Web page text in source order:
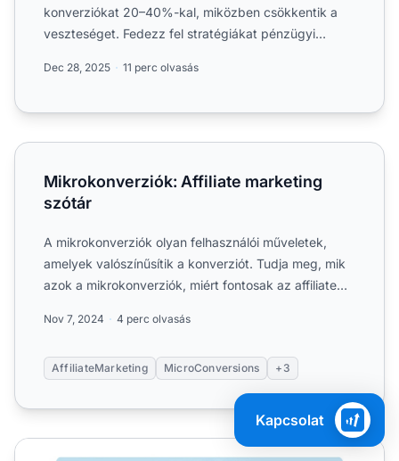
konverziókat 20–40%-kal, miközben csökkentik a
veszteséget. Fedezz fel stratégiákat pénzügyi
Dec 28, 2025 11 perc olvasás
Mikrokonverziók: Affiliate marketing szótár
Mikrokonverziók: Affiliate marketing
szótár
A mikrokonverziók olyan felhasználói műveletek,
amelyek valószínűsítik a konverziót. Tudja meg, mik
azok a mikrokonverziók, miért fontosak az affiliate
Nov 7, 2024 4 perc olvasás
AffiliateMarketing MicroConversions +3
Miért fontosak a mikro konverziók?
Kapcsolat